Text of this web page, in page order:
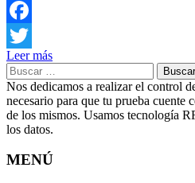
WhatsApp
Facebook
Twitter
Leer más
Buscar:
Nos dedicamos a realizar el control
necesario para que tu prueba cuente
de los mismos. Usamos tecnología
los datos.
MENÚ